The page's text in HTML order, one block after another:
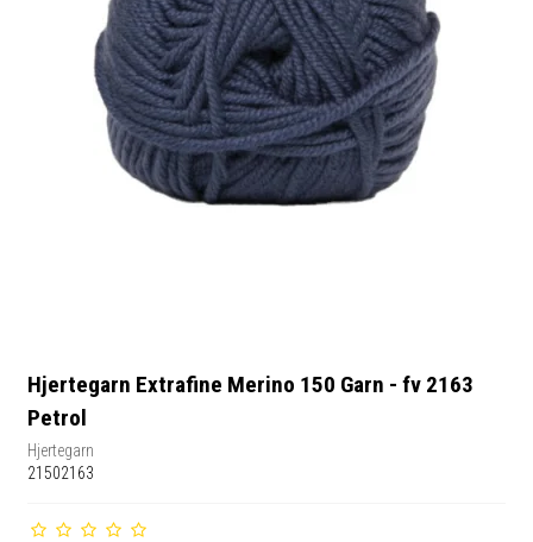
Hjertegarn Extrafine Merino 150 Garn - fv 2163
Petrol
Hjertegarn
21502163